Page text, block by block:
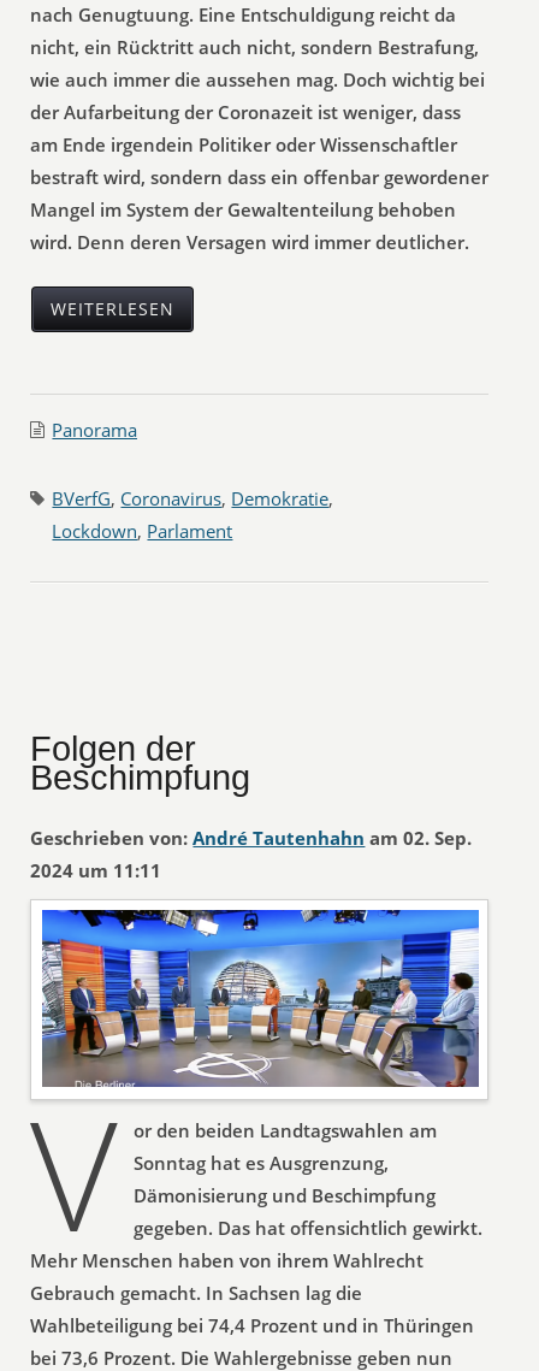
nach Genugtuung. Eine Entschuldigung reicht da
nicht, ein Rücktritt auch nicht, sondern Bestrafung,
wie auch immer die aussehen mag. Doch wichtig bei
der Aufarbeitung der Coronazeit ist weniger, dass
am Ende irgendein Politiker oder Wissenschaftler
bestraft wird, sondern dass ein offenbar gewordener
Mangel im System der Gewaltenteilung behoben
wird. Denn deren Versagen wird immer deutlicher.
WEITERLESEN
Panorama
BVerfG, Coronavirus, Demokratie,
Lockdown, Parlament
Folgen der
Beschimpfung
Geschrieben von: André Tautenhahn am 02. Sep.
2024 um 11:11
V
or den beiden Landtagswahlen am
Sonntag hat es Ausgrenzung,
Dämonisierung und Beschimpfung
gegeben. Das hat offensichtlich gewirkt.
Mehr Menschen haben von ihrem Wahlrecht
Gebrauch gemacht. In Sachsen lag die
Wahlbeteiligung bei 74,4 Prozent und in Thüringen
bei 73,6 Prozent. Die Wahlergebnisse geben nun